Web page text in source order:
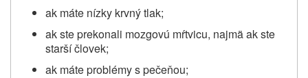
ak máte nízky krvný tlak;
ak ste prekonali mozgovú mŕtvicu, najmä ak ste
starší človek;
ak máte problémy s pečeňou;